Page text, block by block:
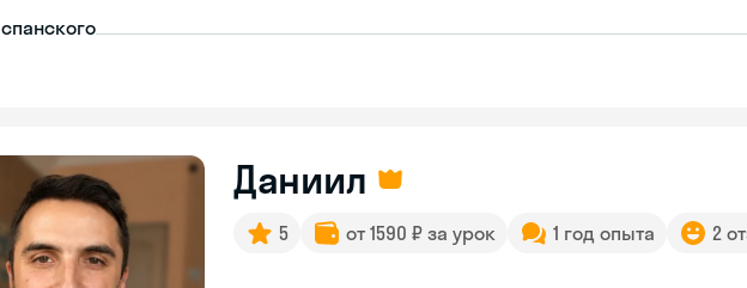
Даниил
5 от 1590 ₽ за урок 1 год опыта 2